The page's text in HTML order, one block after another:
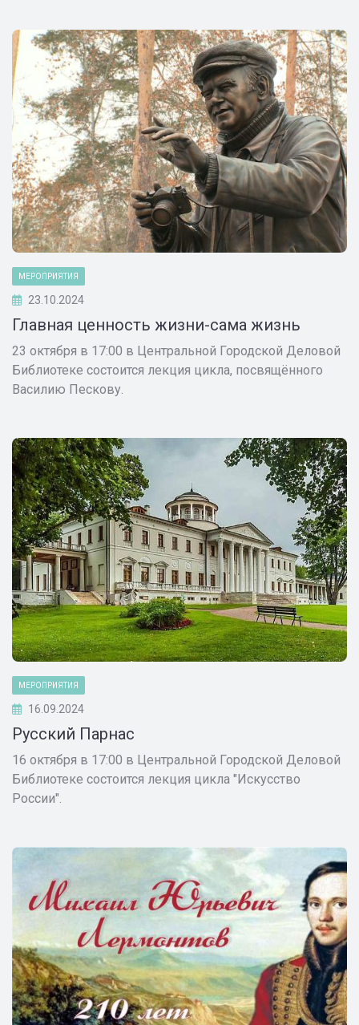
МЕРОПРИЯТИЯ
23.10.2024
Главная ценность жизни-сама жизнь
23 октября в 17:00 в Центральной Городской Деловой
Библиотеке состоится лекция цикла, посвящённого
Василию Пескову.
МЕРОПРИЯТИЯ
16.09.2024
Русский Парнас
16 октября в 17:00 в Центральной Городской Деловой
Библиотеке состоится лекция цикла "Искусство
России".